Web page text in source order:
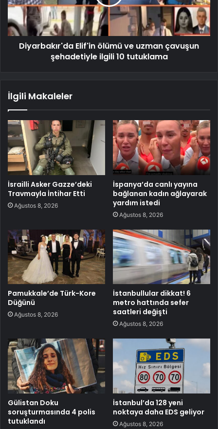
Diyarbakır'da Elif'in ölümü ve uzman çavuşun
şehadetiyle ilgili 10 tutuklama
İlgili Makaleler
İsrailli Asker Gazze’deki
Travmayla İntihar Etti
Ağustos 8, 2026
İspanya’da canlı yayına
bağlanan kadın ağlayarak
yardım istedi
Ağustos 8, 2026
Pamukkale’de Türk-Kore
Düğünü
Ağustos 8, 2026
İstanbullular dikkat! 6
metro hattında sefer
saatleri değişti
Ağustos 8, 2026
Gülistan Doku
soruşturmasında 4 polis
tutuklandı
İstanbul’da 128 yeni
noktaya daha EDS geliyor
Ağustos 8, 2026